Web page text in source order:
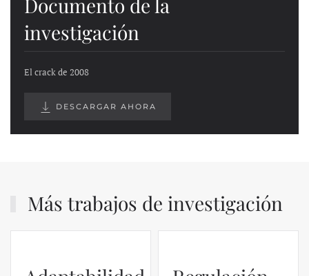
Documento de la
investigación
El crack de 2008
DESCARGAR AHORA
Más trabajos de investigación